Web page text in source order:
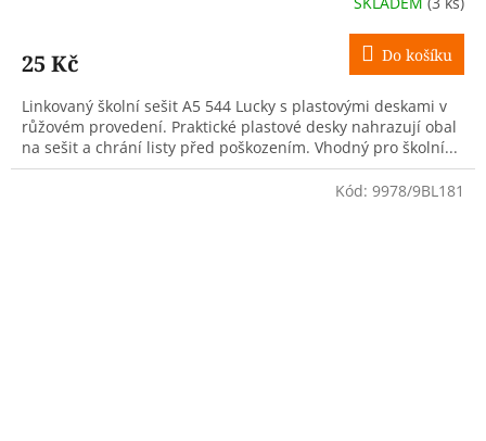
25 Kč Do košíku
Linkovaný školní sešit A5 544 Lucky s plastovými deskami v
růžovém provedení. Praktické plastové desky nahrazují obal
na sešit a chrání listy před poškozením. Vhodný pro školní...
Kód: 9978/9BL181